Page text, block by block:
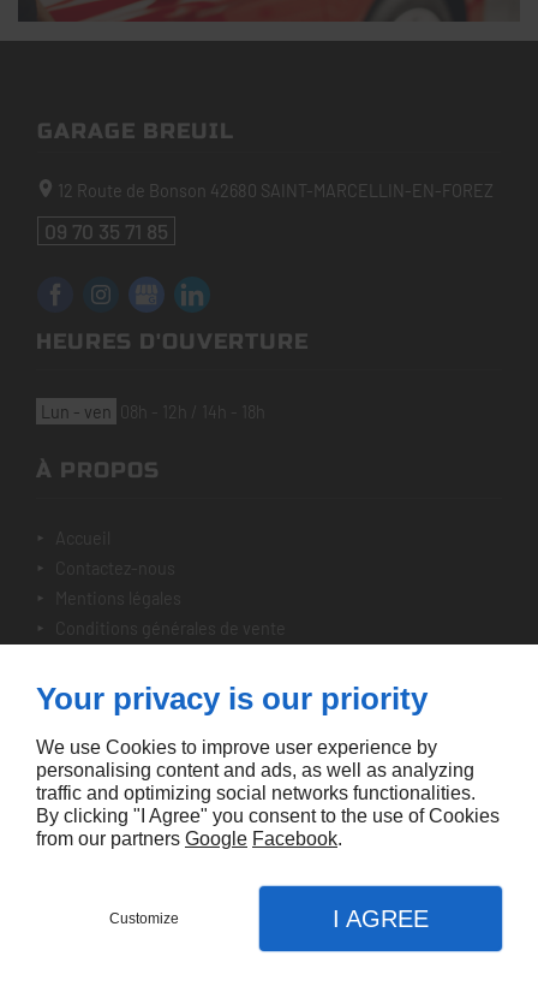
GARAGE BREUIL
12 Route de Bonson 42680 SAINT-MARCELLIN-EN-FOREZ
09 70 35 71 85
HEURES D'OUVERTURE
lun - ven 08h - 12h / 14h - 18h
À PROPOS
NOTRE SÉLECTION
nos véhicules
Agence Digitale Linkeo
Your privacy is our priority
We use Cookies to improve user experience by
personalising content and ads, as well as analyzing
traffic and optimizing social networks functionalities.
By clicking "I Agree" you consent to the use of Cookies
from our partners Google Facebook.
Customize I AGREE